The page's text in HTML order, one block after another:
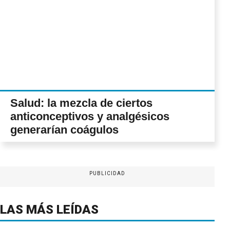
Salud: la mezcla de ciertos
anticonceptivos y analgésicos
generarían coágulos
PUBLICIDAD
LAS MÁS LEÍDAS